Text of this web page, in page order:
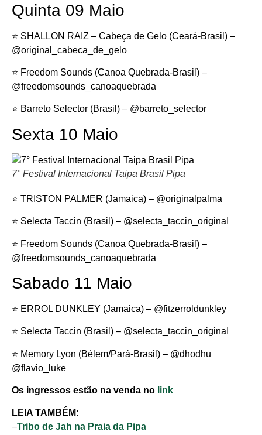
Quinta 09 Maio
⭐️ SHALLON RAIZ – Cabeça de Gelo (Ceará-Brasil) –
@original_cabeca_de_gelo
⭐️ Freedom Sounds (Canoa Quebrada-Brasil) –
@freedomsounds_canoaquebrada
⭐️ Barreto Selector (Brasil) – @barreto_selector
Sexta 10 Maio
7° Festival Internacional Taipa Brasil Pipa
⭐️ TRISTON PALMER (Jamaica) – @originalpalma
⭐️ Selecta Taccin (Brasil) – @selecta_taccin_original
⭐️ Freedom Sounds (Canoa Quebrada-Brasil) –
@freedomsounds_canoaquebrada
Sabado 11 Maio
⭐️ ERROL DUNKLEY (Jamaica) – @fitzerroldunkley
⭐️ Selecta Taccin (Brasil) – @selecta_taccin_original
⭐️ Memory Lyon (Bélem/Pará-Brasil) – @dhodhu
@flavio_luke
Os ingressos estão na venda no link
LEIA TAMBÉM:
–Tribo de Jah na Praia da Pipa